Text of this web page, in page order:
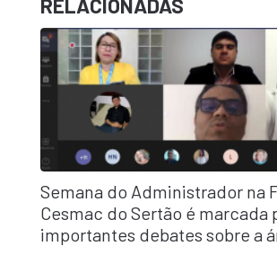
RELACIONADAS
Semana do Administrador na
Cesmac do Sertão é marcada
importantes debates sobre a